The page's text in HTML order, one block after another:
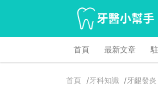
首頁 最新文章
首頁 牙科知識 牙齦發炎